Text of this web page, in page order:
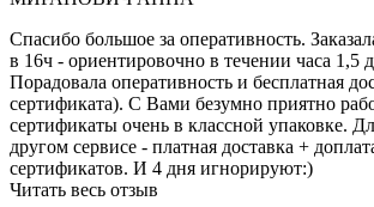
Спасибо большое за оперативность.
в 16ч - ориентировочно в течении часа 1,5
Порадовала оперативность и бесплатная
сертификата). С Вами безумно приятно
сертификаты очень в классной упаковке.
другом сервисе - платная доставка +
сертификатов. И 4 дня игнорируют:)
Читать весь отзыв